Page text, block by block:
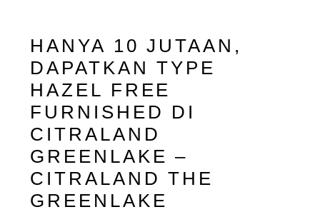
HANYA 10 JUTAAN,
DAPATKAN TYPE
HAZEL FREE
FURNISHED DI
CITRALAND
GREENLAKE –
CITRALAND THE
GREENLAKE